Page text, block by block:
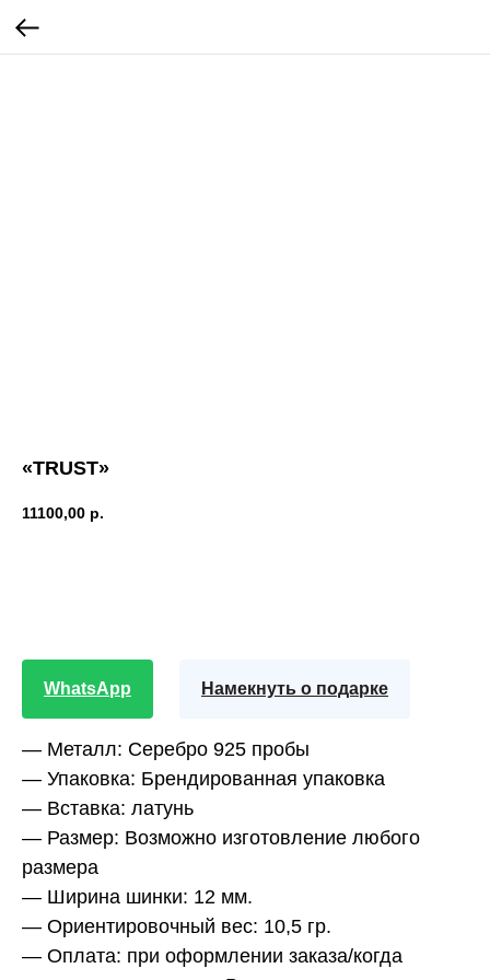
«TRUST»
11100,00 р.
WhatsApp Намекнуть о подарке
— Металл: Серебро 925 пробы
— Упаковка: Брендированная упаковка
— Вставка: латунь
— Размер: Возможно изготовление любого
размера
— Ширина шинки: 12 мм.
— Ориентировочный вес: 10,5 гр.
— Оплата: при оформлении заказа/когда